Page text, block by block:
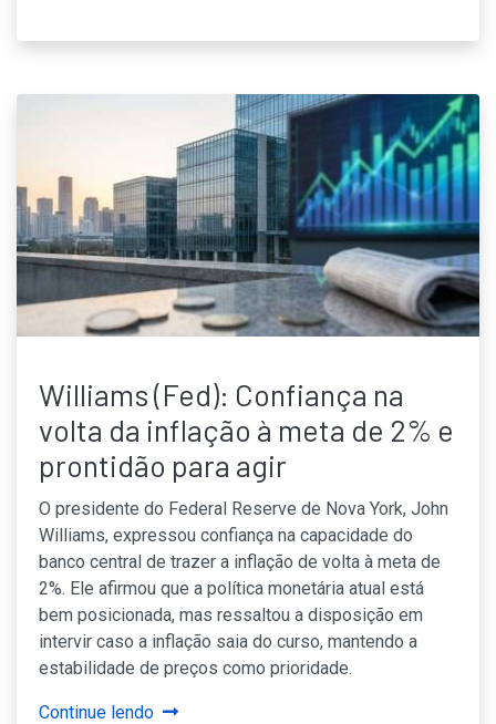
Williams (Fed): Confiança na
volta da inflação à meta de 2% e
prontidão para agir
O presidente do Federal Reserve de Nova York, John
Williams, expressou confiança na capacidade do
banco central de trazer a inflação de volta à meta de
2%. Ele afirmou que a política monetária atual está
bem posicionada, mas ressaltou a disposição em
intervir caso a inflação saia do curso, mantendo a
estabilidade de preços como prioridade.
Continue lendo